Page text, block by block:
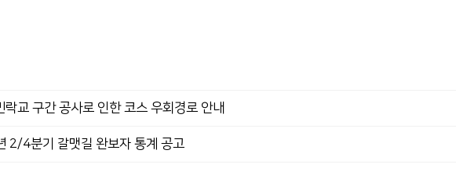
교 구간 공사로 인한 코스 우회경로 안내
2/4분기 갈맷길 완보자 통계 공고